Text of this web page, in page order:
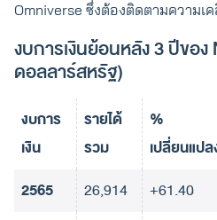
Omniverse ซึ่งต้องติดตามความเ
งบการเงินย้อนหลัง 3 ปีขอ
ดอลลาร์สหรัฐ)
งบการ
เงิน
รายได้
รวม
%
เปลี่ยนแปล
2565
26,914 +61.40